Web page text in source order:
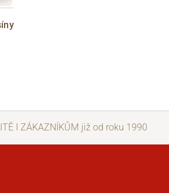
I ZÁKAZNÍKŮM již od roku 1990